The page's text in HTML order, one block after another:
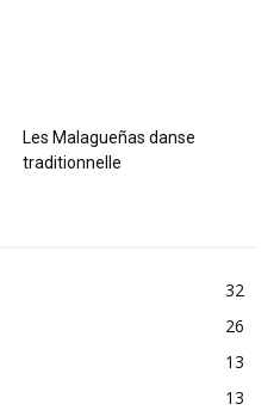
Les Malagueñas danse
traditionnelle
32
26
13
13